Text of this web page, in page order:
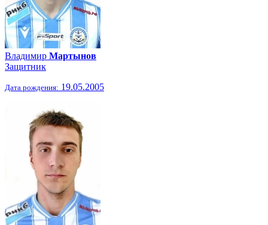
Владимир Мартынов
Защитник
Дата рождения: 19.05.2005